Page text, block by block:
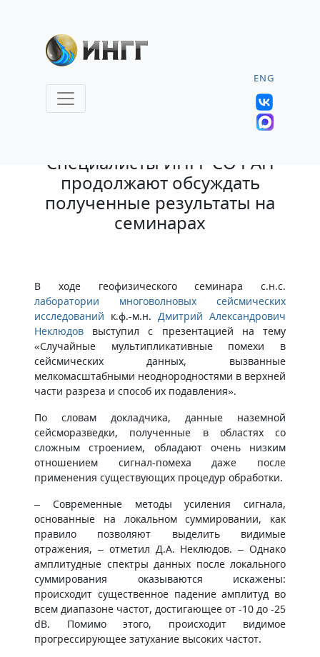
ENG
Специалисты ИНГГ СО РАН
продолжают обсуждать
полученные результаты на
семинарах
В ходе геофизического семинара с.н.с.
лаборатории многоволновых сейсмических
исследований к.ф.-м.н. Дмитрий Александрович
Неклюдов выступил с презентацией на тему
«Случайные мультипликативные помехи в
сейсмических данных, вызванные
мелкомасштабными неоднородностями в верхней
части разреза и способ их подавления».
По словам докладчика, данные наземной
сейсморазведки, полученные в областях со
сложным строением, обладают очень низким
отношением сигнал-помеха даже после
применения существующих процедур обработки.
– Современные методы усиления сигнала,
основанные на локальном суммировании, как
правило позволяют выделить видимые
отражения, – отметил Д.А. Неклюдов. – Однако
амплитудные спектры данных после локального
суммирования оказываются искажены:
происходит существенное падение амплитуд во
всем диапазоне частот, достигающее от -10 до -25
dB. Помимо этого, происходит видимое
прогрессирующее затухание высоких частот.